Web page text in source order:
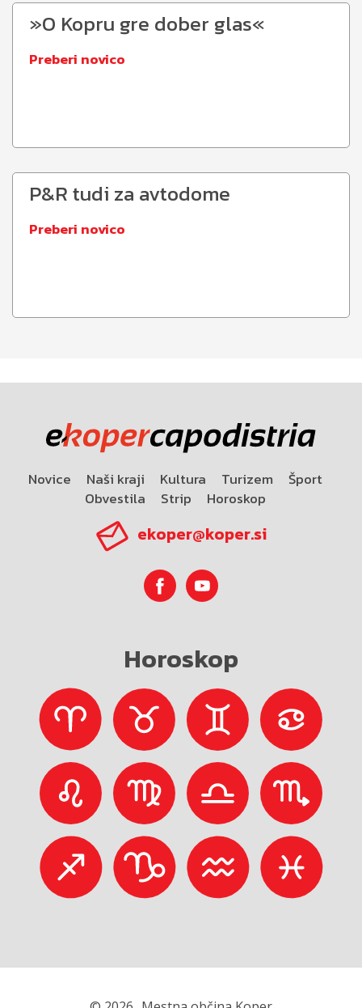
»O Kopru gre dober glas«
Preberi novico
P&R tudi za avtodome
Preberi novico
Novice Naši kraji Kultura Turizem
Šport
Obvestila
Strip Horoskop
ekoper@koper.si
Horoskop